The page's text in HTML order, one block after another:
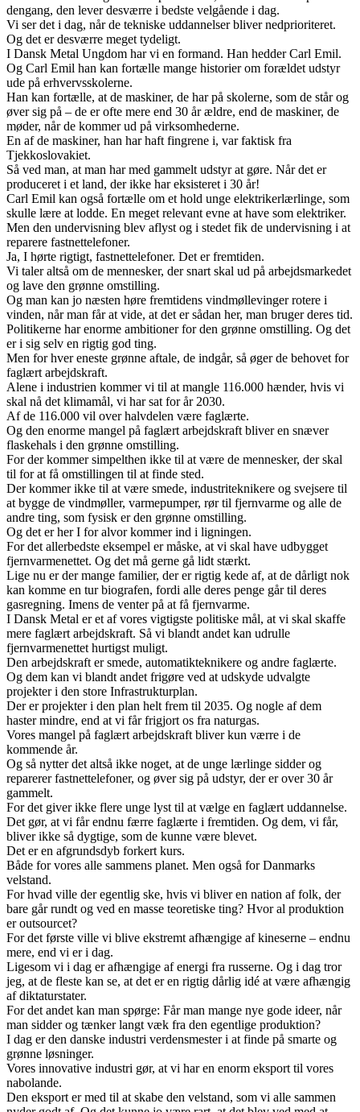
dengang, den lever desværre i bedste velgående i dag.
Vi ser det i dag, når de tekniske uddannelser bliver nedprioriteret.
Og det er desværre meget tydeligt.
I Dansk Metal Ungdom har vi en formand. Han hedder Carl Emil.
Og Carl Emil han kan fortælle mange historier om forældet udstyr
ude på erhvervsskolerne.
Han kan fortælle, at de maskiner, de har på skolerne, som de står og
øver sig på – de er ofte mere end 30 år ældre, end de maskiner, de
møder, når de kommer ud på virksomhederne.
En af de maskiner, han har haft fingrene i, var faktisk fra
Tjekkoslovakiet.
Så ved man, at man har med gammelt udstyr at gøre. Når det er
produceret i et land, der ikke har eksisteret i 30 år!
Carl Emil kan også fortælle om et hold unge elektrikerlærlinge, som
skulle lære at lodde. En meget relevant evne at have som elektriker.
Men den undervisning blev aflyst og i stedet fik de undervisning i at
reparere fastnettelefoner.
Ja, I hørte rigtigt, fastnettelefoner. Det er fremtiden.
Vi taler altså om de mennesker, der snart skal ud på arbejdsmarkedet
og lave den grønne omstilling.
Og man kan jo næsten høre fremtidens vindmøllevinger rotere i
vinden, når man får at vide, at det er sådan her, man bruger deres tid.
Politikerne har enorme ambitioner for den grønne omstilling. Og det
er i sig selv en rigtig god ting.
Men for hver eneste grønne aftale, de indgår, så øger de behovet for
faglært arbejdskraft.
Alene i industrien kommer vi til at mangle 116.000 hænder, hvis vi
skal nå det klimamål, vi har sat for år 2030.
Af de 116.000 vil over halvdelen være faglærte.
Og den enorme mangel på faglært arbejdskraft bliver en snæver
flaskehals i den grønne omstilling.
For der kommer simpelthen ikke til at være de mennesker, der skal
til for at få omstillingen til at finde sted.
Der kommer ikke til at være smede, industriteknikere og svejsere til
at bygge de vindmøller, varmepumper, rør til fjernvarme og alle de
andre ting, som fysisk er den grønne omstilling.
Og det er her I for alvor kommer ind i ligningen.
For det allerbedste eksempel er måske, at vi skal have udbygget
fjernvarmenettet. Og det må gerne gå lidt stærkt.
Lige nu er der mange familier, der er rigtig kede af, at de dårligt nok
kan komme en tur biografen, fordi alle deres penge går til deres
gasregning. Imens de venter på at få fjernvarme.
I Dansk Metal er et af vores vigtigste politiske mål, at vi skal skaffe
mere faglært arbejdskraft. Så vi blandt andet kan udrulle
fjernvarmenettet hurtigst muligt.
Den arbejdskraft er smede, automatikteknikere og andre faglærte.
Og dem kan vi blandt andet frigøre ved at udskyde udvalgte
projekter i den store Infrastrukturplan.
Der er projekter i den plan helt frem til 2035. Og nogle af dem
haster mindre, end at vi får frigjort os fra naturgas.
Vores mangel på faglært arbejdskraft bliver kun værre i de
kommende år.
Og så nytter det altså ikke noget, at de unge lærlinge sidder og
reparerer fastnettelefoner, og øver sig på udstyr, der er over 30 år
gammelt.
For det giver ikke flere unge lyst til at vælge en faglært uddannelse.
Det gør, at vi får endnu færre faglærte i fremtiden. Og dem, vi får,
bliver ikke så dygtige, som de kunne være blevet.
Det er en afgrundsdyb forkert kurs.
Både for vores alle sammens planet. Men også for Danmarks
velstand.
For hvad ville der egentlig ske, hvis vi bliver en nation af folk, der
bare går rundt og ved en masse teoretiske ting? Hvor al produktion
er outsourcet?
For det første ville vi blive ekstremt afhængige af kineserne – endnu
mere, end vi er i dag.
Ligesom vi i dag er afhængige af energi fra russerne. Og i dag tror
jeg, at de fleste kan se, at det er en rigtig dårlig idé at være afhængig
af diktaturstater.
For det andet kan man spørge: Får man mange nye gode ideer, når
man sidder og tænker langt væk fra den egentlige produktion?
I dag er den danske industri verdensmester i at finde på smarte og
grønne løsninger.
Vores innovative industri gør, at vi har en enorm eksport til vores
nabolande.
Den eksport er med til at skabe den velstand, som vi alle sammen